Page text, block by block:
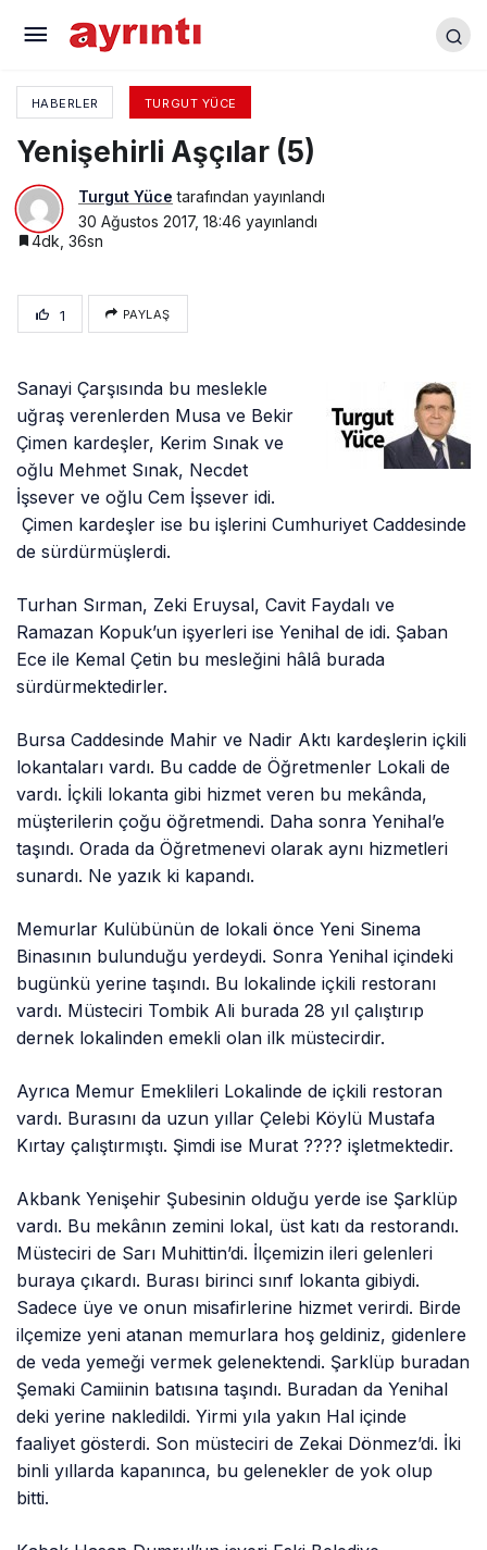
HABERLER TURGUT YÜCE
Yenişehirli Aşçılar (5)
Turgut Yüce tarafından yayınlandı
30 Ağustos 2017, 18:46 yayınlandı
4dk, 36sn
1 PAYLAŞ
Sanayi Çarşısında bu meslekle
uğraş verenlerden Musa ve Bekir
Çimen kardeşler, Kerim Sınak ve
oğlu Mehmet Sınak, Necdet
İşsever ve oğlu Cem İşsever idi.
Çimen kardeşler ise bu işlerini Cumhuriyet Caddesinde
de sürdürmüşlerdi.
Turhan Sırman, Zeki Eruysal, Cavit Faydalı ve
Ramazan Kopuk’un işyerleri ise Yenihal de idi. Şaban
Ece ile Kemal Çetin bu mesleğini hâlâ burada
sürdürmektedirler.
Bursa Caddesinde Mahir ve Nadir Aktı kardeşlerin içkili
lokantaları vardı. Bu cadde de Öğretmenler Lokali de
vardı. İçkili lokanta gibi hizmet veren bu mekânda,
müşterilerin çoğu öğretmendi. Daha sonra Yenihal’e
taşındı. Orada da Öğretmenevi olarak aynı hizmetleri
sunardı. Ne yazık ki kapandı.
Memurlar Kulübünün de lokali önce Yeni Sinema
Binasının bulunduğu yerdeydi. Sonra Yenihal içindeki
bugünkü yerine taşındı. Bu lokalinde içkili restoranı
vardı. Müsteciri Tombik Ali burada 28 yıl çalıştırıp
dernek lokalinden emekli olan ilk müstecirdir.
Ayrıca Memur Emeklileri Lokalinde de içkili restoran
vardı. Burasını da uzun yıllar Çelebi Köylü Mustafa
Kırtay çalıştırmıştı. Şimdi ise Murat ???? işletmektedir.
Akbank Yenişehir Şubesinin olduğu yerde ise Şarklüp
vardı. Bu mekânın zemini lokal, üst katı da restorandı.
Müsteciri de Sarı Muhittin’di. İlçemizin ileri gelenleri
buraya çıkardı. Burası birinci sınıf lokanta gibiydi.
Sadece üye ve onun misafirlerine hizmet verirdi. Birde
ilçemize yeni atanan memurlara hoş geldiniz, gidenlere
de veda yemeği vermek gelenektendi. Şarklüp buradan
Şemaki Camiinin batısına taşındı. Buradan da Yenihal
deki yerine nakledildi. Yirmi yıla yakın Hal içinde
faaliyet gösterdi. Son müsteciri de Zekai Dönmez’di. İki
binli yıllarda kapanınca, bu gelenekler de yok olup
bitti.
Yenişehirli Aşçılar (4)